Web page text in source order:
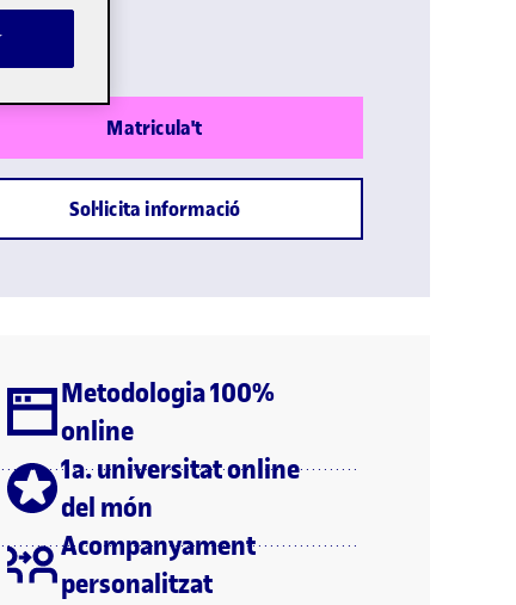
Matricula't
Sol·licita informació
Metodologia 100%
online
1a. universitat online
del món
Acompanyament
personalitzat